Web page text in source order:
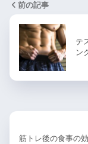
前の記事
テ
ン
筋トレ後の食事の